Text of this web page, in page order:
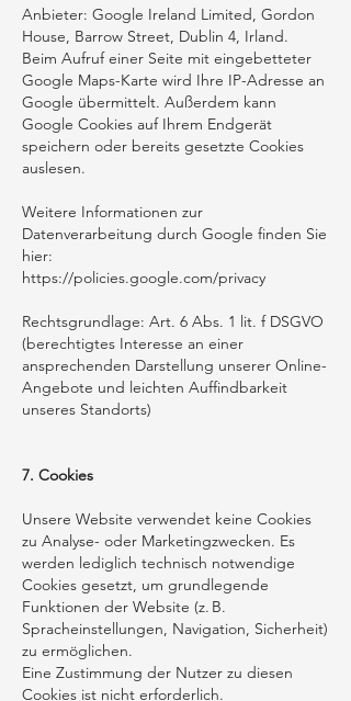
Anbieter: Google Ireland Limited, Gordon
House, Barrow Street, Dublin 4, Irland.
Beim Aufruf einer Seite mit eingebetteter
Google Maps-Karte wird Ihre IP-Adresse an
Google übermittelt. Außerdem kann
Google Cookies auf Ihrem Endgerät
speichern oder bereits gesetzte Cookies
auslesen.
Weitere Informationen zur
Datenverarbeitung durch Google finden Sie
hier:
https://policies.google.com/privacy
Rechtsgrundlage: Art. 6 Abs. 1 lit. f DSGVO
(berechtigtes Interesse an einer
ansprechenden Darstellung unserer Online-
Angebote und leichten Auffindbarkeit
unseres Standorts)
7. Cookies
Unsere Website verwendet keine Cookies
zu Analyse- oder Marketingzwecken. Es
werden lediglich technisch notwendige
Cookies gesetzt, um grundlegende
Funktionen der Website (z. B.
Spracheinstellungen, Navigation, Sicherheit)
zu ermöglichen.
Eine Zustimmung der Nutzer zu diesen
Cookies ist nicht erforderlich.